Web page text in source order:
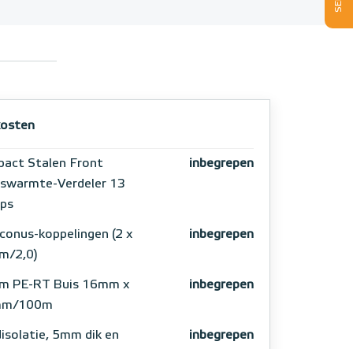
Stalen Front
Verdeler 13
inbegrepen
koppelingen (2 x
2,0)
inbegrepen
PE-RT Buis 16mm x
100m
inbegrepen
5mm dik en
inbegrepen